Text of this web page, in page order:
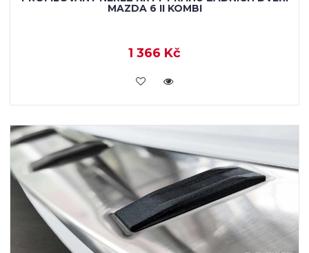
MAZDA 6 II KOMBI
1 366 Kč
KOUPIT